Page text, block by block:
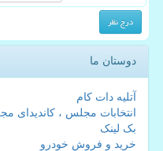
دوستان ما
آتلیه دات کام
انتخابات مجلس ، کاندیدای
بک لینک
خرید و فروش خودرو